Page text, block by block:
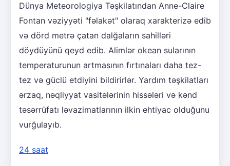
Dünya Meteorologiya Təşkilatından Anne-Claire
Fontan vəziyyəti "fəlakət" olaraq xarakterizə edib
və dörd metrə çatan dalğaların sahilləri
döydüyünü qeyd edib. Alimlər okean sularının
temperaturunun artmasının fırtınaları daha tez-
tez və güclü etdiyini bildirirlər. Yardım təşkilatları
ərzaq, nəqliyyat vasitələrinin hissələri və kənd
təsərrüfatı ləvazimatlarının ilkin ehtiyac olduğunu
vurğulayıb.
24 saat